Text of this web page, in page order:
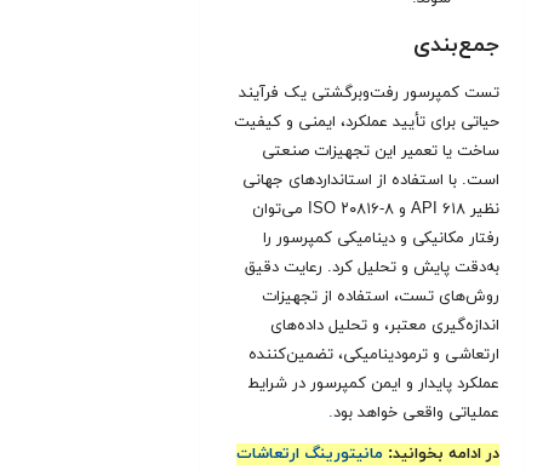
جمع‌بندی
تست کمپرسور رفت‌وبرگشتی یک فرآیند
حیاتی برای تأیید عملکرد، ایمنی و کیفیت
ساخت یا تعمیر این تجهیزات صنعتی
است. با استفاده از استانداردهای جهانی
نظیر API ۶۱۸ و ISO ۲۰۸۱۶-۸ می‌توان
رفتار مکانیکی و دینامیکی کمپرسور را
به‌دقت پایش و تحلیل کرد. رعایت دقیق
روش‌های تست، استفاده از تجهیزات
اندازه‌گیری معتبر، و تحلیل داده‌های
ارتعاشی و ترمودینامیکی، تضمین‌کننده
عملکرد پایدار و ایمن کمپرسور در شرایط
عملیاتی واقعی خواهد بود.
در ادامه بخوانید: مانیتورینگ ارتعاشات